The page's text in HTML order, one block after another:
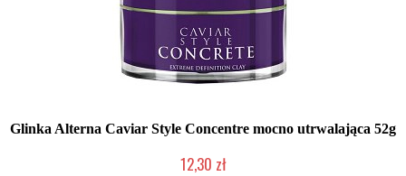
Glinka Alterna Caviar Style Concentre mocno utrwalająca 52g
12,30 zł